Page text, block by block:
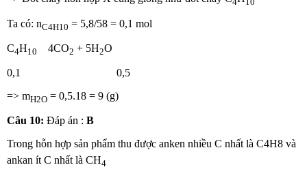
4 10
Ta có: nC4H10 = 5,8/58 = 0,1 mol
C4H10 4CO2 + 5H2O
0,1 0,5
=> mH2O = 0,5.18 = 9 (g)
Câu 10: Đáp án : B
Trong hỗn hợp sản phẩm thu được anken nhiều C nhất là C4H8 và
ankan ít C nhất là CH4